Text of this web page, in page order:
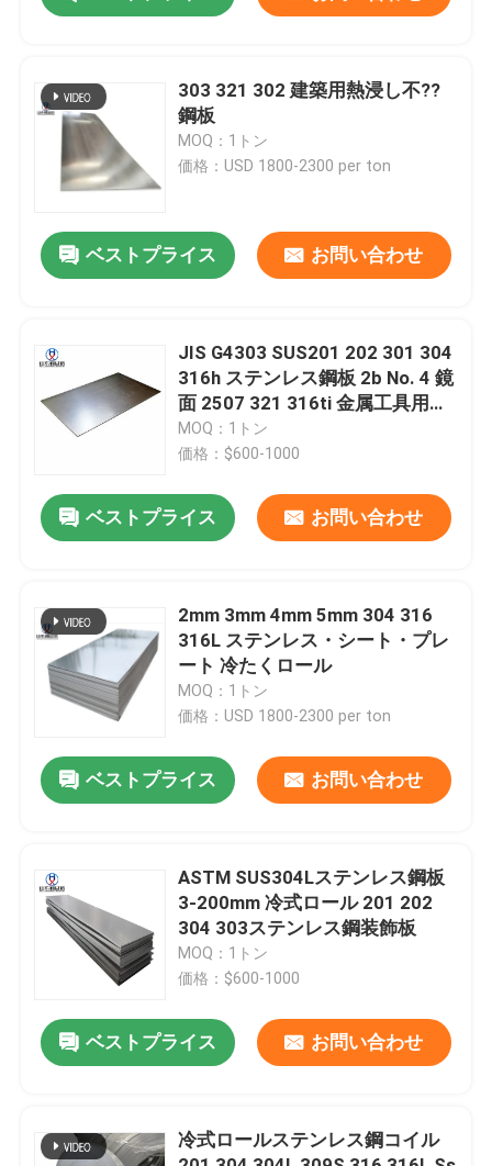
家
私達について
品質管理
私達に連絡しなさい
引用を要求しなさい
炭素鋼コイル
ステンレス鋼のコイル
303 321 302 建築用熱浸し不??
鋼板
MOQ：1トン
価格：USD 1800-2300 per ton
ベストプライス お問い合わせ
JIS G4303 SUS201 202 301 304
316h ステンレス鋼板 2b No. 4 鏡
面 2507 321 316ti 金属工具用ス
テンレス鋼板
MOQ：1トン
価格：$600-1000
ベストプライス お問い合わせ
2mm 3mm 4mm 5mm 304 316
316L ステンレス・シート・プレ
ート 冷たくロール
MOQ：1トン
価格：USD 1800-2300 per ton
ベストプライス お問い合わせ
ASTM SUS304Lステンレス鋼板
3-200mm 冷式ロール 201 202
304 303ステンレス鋼装飾板
MOQ：1トン
価格：$600-1000
ベストプライス お問い合わせ
冷式ロールステンレス鋼コイル